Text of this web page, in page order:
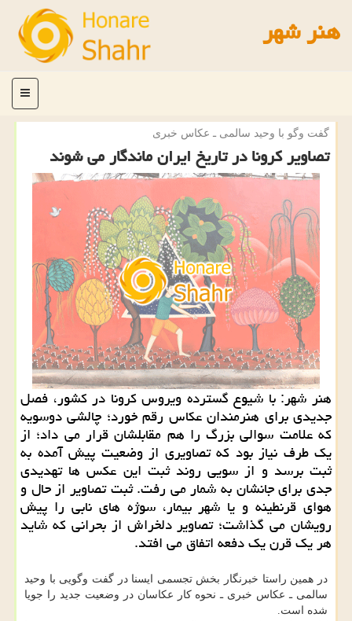
هنر شهر
منو
گفت وگو با وحید سالمی ـ عكاس خبری
تصاویر كرونا در تاریخ ایران ماندگار می شوند
هنر شهر: با شیوع گسترده ویروس كرونا در كشور، فصل
جدیدی برای هنرمندان عكاس رقم خورد؛ چالشی دوسویه
كه علامت سوالی بزرگ را هم مقابلشان قرار می داد؛ از
یك طرف نیاز بود كه تصاویری از وضعیت پیش آمده به
ثبت برسد و از سویی روند ثبت این عكس ها تهدیدی
جدی برای جانشان به شمار می رفت. ثبت تصاویر از حال و
هوای قرنطینه و یا شهر بیمار، سوژه های نابی را پیش
رویشان می گذاشت؛ تصاویر دلخراش از بحرانی كه شاید
هر یك قرن یك دفعه اتفاق می افتد.
در همین راستا خبرنگار بخش تجسمی ایسنا در گفت وگویی با وحید
سالمی ـ عکاس خبری ـ نحوه کار عکاسان در وضعیت جدید را جویا
شده است.